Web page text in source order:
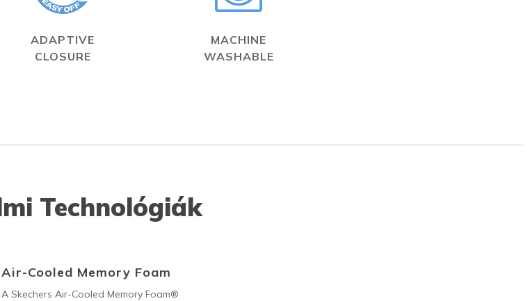
ADAPTIVE
CLOSURE
MACHINE
WASHABLE
Technológiák
Air-Cooled Memory Foam
A Skechers Air-Cooled Memory Foam®